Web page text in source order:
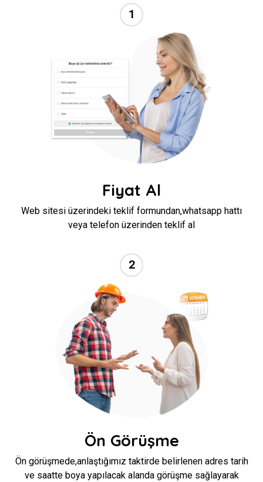
//
1
Fiyat Al
Web sitesi üzerindeki teklif formundan,whatsapp hattı
veya telefon üzerinden teklif al
//
2
Ön Görüşme
Ön görüşmede,anlaştığımız taktirde belirlenen adres tarih
ve saatte boya yapılacak alanda görüşme sağlayarak